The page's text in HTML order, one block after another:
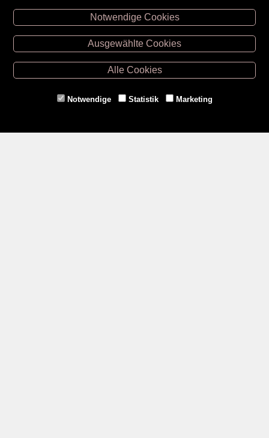
Unsere Öffnungszeiten
Retz -02942/20433
Hollabrunn -02952/30057
Eggenburg -02984/3836
Gmünd -
Notwendige Cookies
Ausgewählte Cookies
Alle Cookies
Notwendige Statistik Marketing